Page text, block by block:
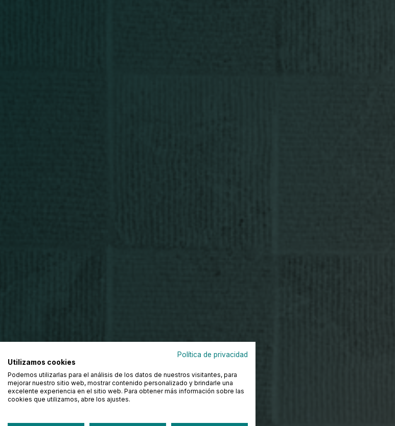
Política de privacidad
Utilizamos cookies
Podemos utilizarlas para el análisis de los datos de nuestros visitantes, para
mejorar nuestro sitio web, mostrar contenido personalizado y brindarle una
excelente experiencia en el sitio web. Para obtener más información sobre las
cookies que utilizamos, abre los ajustes.